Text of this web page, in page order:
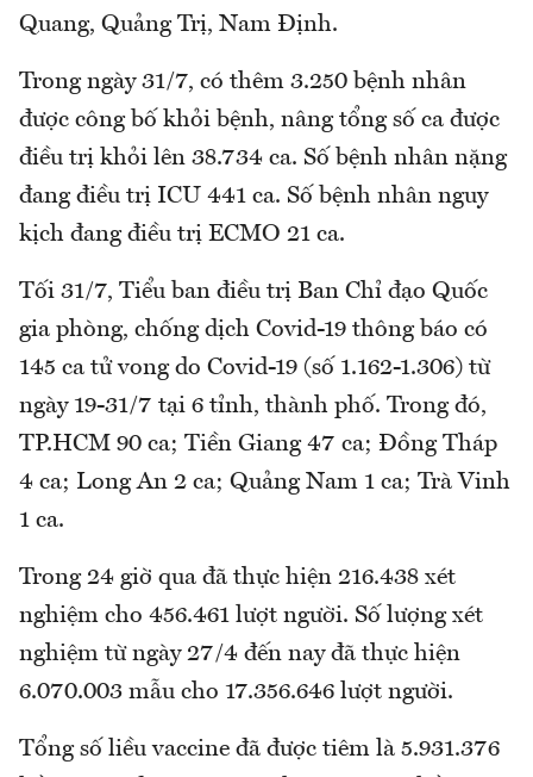
Quang, Quảng Trị, Nam Định.
Trong ngày 31/7, có thêm 3.250 bệnh nhân
được công bố khỏi bệnh, nâng tổng số ca được
điều trị khỏi lên 38.734 ca. Số bệnh nhân nặng
đang điều trị ICU 441 ca. Số bệnh nhân nguy
kịch đang điều trị ECMO 21 ca.
Tối 31/7, Tiểu ban điều trị Ban Chỉ đạo Quốc
gia phòng, chống dịch Covid-19 thông báo có
145 ca tử vong do Covid-19 (số 1.162-1.306) từ
ngày 19-31/7 tại 6 tỉnh, thành phố. Trong đó,
TP.HCM 90 ca; Tiền Giang 47 ca; Đồng Tháp
4 ca; Long An 2 ca; Quảng Nam 1 ca; Trà Vinh
1 ca.
Trong 24 giờ qua đã thực hiện 216.438 xét
nghiệm cho 456.461 lượt người. Số lượng xét
nghiệm từ ngày 27/4 đến nay đã thực hiện
6.070.003 mẫu cho 17.356.646 lượt người.
Tổng số liều vaccine đã được tiêm là 5.931.376